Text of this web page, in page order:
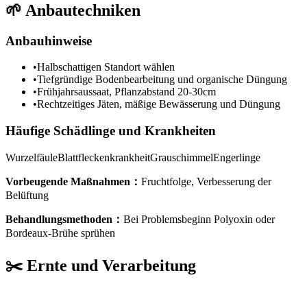
🌱 Anbautechniken
Anbauhinweise
•Halbschattigen Standort wählen
•Tiefgründige Bodenbearbeitung und organische Düngung
•Frühjahrsaussaat, Pflanzabstand 20-30cm
•Rechtzeitiges Jäten, mäßige Bewässerung und Düngung
Häufige Schädlinge und Krankheiten
WurzelfäuleBlattfleckenkrankheitGrauschimmelEngerlinge
Vorbeugende Maßnahmen ： Fruchtfolge, Verbesserung der
Belüftung
Behandlungsmethoden ： Bei Problemsbeginn Polyoxin oder
Bordeaux-Brühe sprühen
✂️Ernte und Verarbeitung